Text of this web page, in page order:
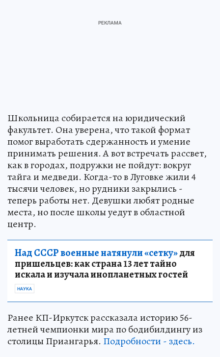
Школьница собирается на юридический
факультет. Она уверена, что такой формат
помог выработать сдержанность и умение
принимать решения. А вот встречать рассвет,
как в городах, подружки не пойдут: вокруг
тайга и медведи. Когда-то в Луговке жили 4
тысячи человек, но рудники закрылись -
теперь работы нет. Девушки любят родные
места, но после школы уедут в областной
центр.
Над СССР военные натянули «сетку»для
пришельцев: как страна 13 лет тайно
искала и изучала инопланетных гостей
НАУКА
Ранее КП-Иркутск рассказала историю 56-
летней чемпионки мира по бодибилдингу из
столицы Приангарья. Подробности - здесь.